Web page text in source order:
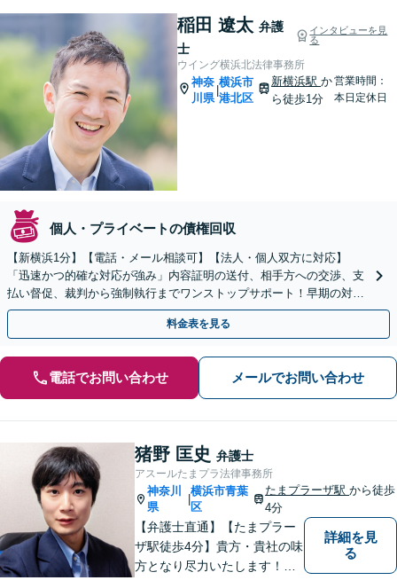
稲田 遼太 弁護
士
インタビューを見
る
ウイング横浜北法律事務所
神奈
川県
横浜市
港北区
新横浜駅か
ら徒歩1分
営業時間：
本日定休日
個人・プライベートの債権回収
【新横浜1分】【電話・メール相談可】【法人・個人双方に対応】
「迅速かつ的確な対応が強み」内容証明の送付、相手方への交渉、支
払い督促、裁判から強制執行までワンストップサポート！早期の対応
によって回収不能のリスクを減らせます【休日・夜間相談可】
料金表を見る
電話でお問い合わせ メールでお問い合わせ
猪野 匡史 弁護士
アスールたまプラ法律事務所
神奈川
県
|
横浜市青葉
区
たまプラーザ駅から徒歩
4分
【弁護士直通】【たまプラー
ザ駅徒歩4分】貴方・貴社の味
方となり尽力いたします！当
詳細を見
る